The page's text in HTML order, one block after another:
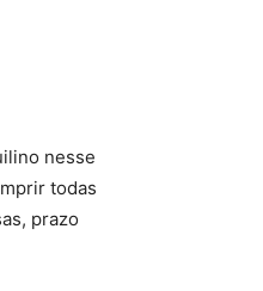
nesse
todas
prazo